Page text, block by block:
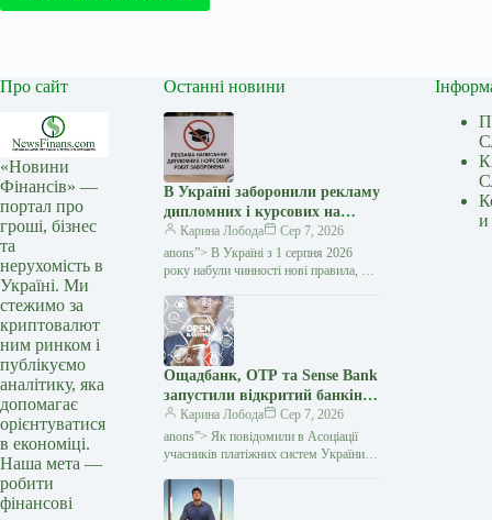
Про сайт
«Новини
Фінансів» —
портал про
гроші, бізнес
та
нерухомість в
Україні. Ми
стежимо за
криптовалют
ним ринком і
публікуємо
аналітику, яка
допомагає
орієнтуватися
в економіці.
Наша мета —
робити
фінансові
Останні новини
В Україні заборонили рекламу
дипломних і курсових на
замовлення: кого стосуються
нові правила — Мінфін
Карина Лобода
Сер 7, 2026
anons”> В Україні з 1 серпня 2026
року набули чинності нові правила, які
з написання академічних робіт замість
студентів і…
Ощадбанк, OTP та Sense Bank
запустили відкритий банкінг:
що змінилося для клієнтів —
Мінфін
Карина Лобода
Сер 7, 2026
anons”> Як повідомили в Асоціації
учасників платіжних систем України
Ощадбанк офіційно приєдналися
до екосистеми відкритого банкінгу
и